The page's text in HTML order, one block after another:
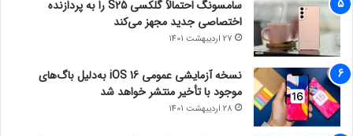
سامسونگ احتمالاً گلکسی S25 را به پردازنده
اختصاصی جدید مجهز می‌کند
27 اردیبهشت 1401
نسخه آزمایشی عمومی iOS 16 به‌دلیل باگ‌های
موجود با تأخیر منتشر خواهد شد
28 اردیبهشت 1401